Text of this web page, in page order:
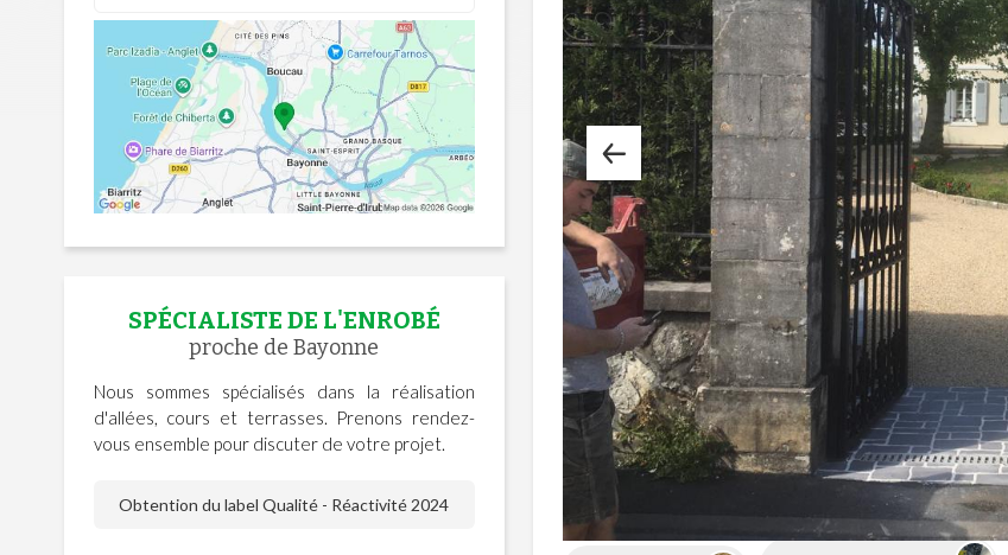
SPÉCIALISTE DE L'ENROBÉ
proche de Bayonne
Nous sommes spécialisés dans la réalisation
d'allées, cours et terrasses. Prenons rendez-
vous ensemble pour discuter de votre projet.
Obtention du label Qualité - Réactivité 2024 pour cette réalisation de Cour